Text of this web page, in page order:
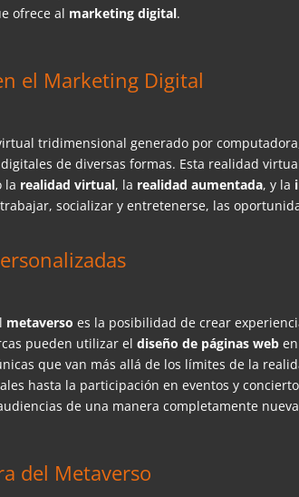
ofrece al marketing digital.
el Marketing Digital
tridimensional generado por
de diversas formas. Esta realidad
la realidad virtual, la realidad aumentada, y la
socializar y entretenerse, las
metaversoes la posibilidad de crear
pueden utilizar eldiseño de páginas web
que van más allá de los límites de la
hasta la participación en eventos y
de una manera completamente
del Metaverso